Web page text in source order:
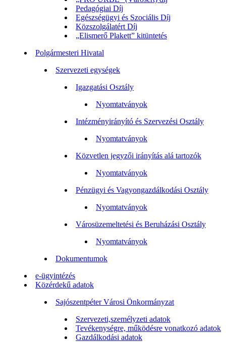
Pedagógiai Díj
Egészségügyi és Szociális Díj
Közszolgálatért Díj
„Elismerő Plakett” kitüntetés
Polgármesteri Hivatal
Szervezeti egységek
Igazgatási Osztály
Nyomtatványok
Intézményirányító és Szervezési Osztály
Nyomtatványok
Közvetlen jegyzői irányítás alá tartozók
Nyomtatványok
Pénzügyi és Vagyongazdálkodási Osztály
Nyomtatványok
Városüzemeltetési és Beruházási Osztály
Nyomtatványok
Dokumentumok
e-ügyintézés
Közérdekű adatok
Sajószentpéter Városi Önkormányzat
Szervezeti,személyzeti adatok
Tevékenységre, működésre vonatkozó adatok
Gazdálkodási adatok